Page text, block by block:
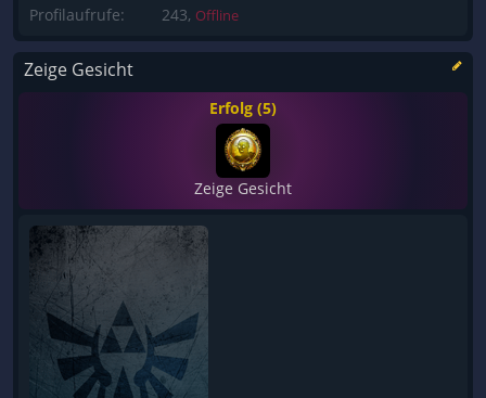
Profilaufrufe:
243, Offline
Zeige Gesicht
Erfolg (5)
Zeige Gesicht